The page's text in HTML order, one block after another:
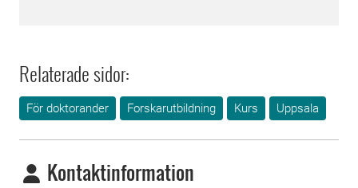
Relaterade sidor:
För doktorander Forskarutbildning Kurs Uppsala
Kontaktinformation